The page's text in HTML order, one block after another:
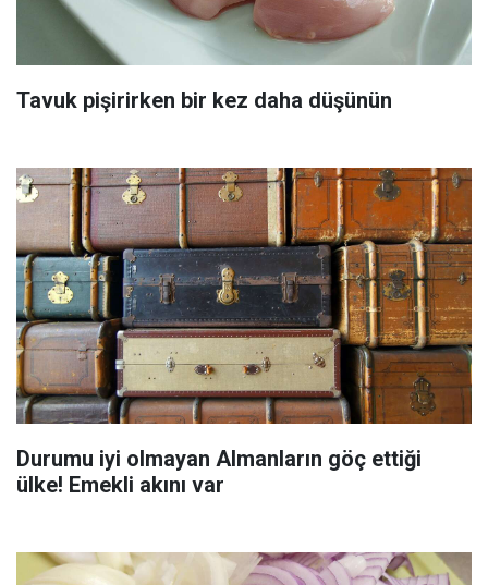
Tavuk pişirirken bir kez daha düşünün
Durumu iyi olmayan Almanların göç ettiği
ülke! Emekli akını var